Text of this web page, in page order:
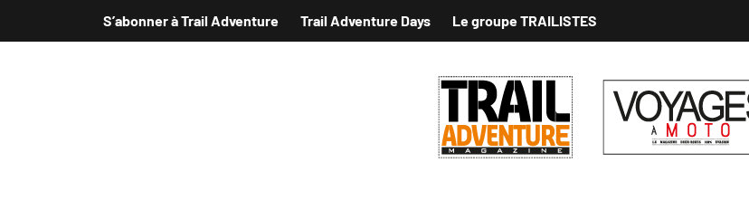
S’abonner à Trail Adventure Trail Adventure Days Le groupe TRAILISTES